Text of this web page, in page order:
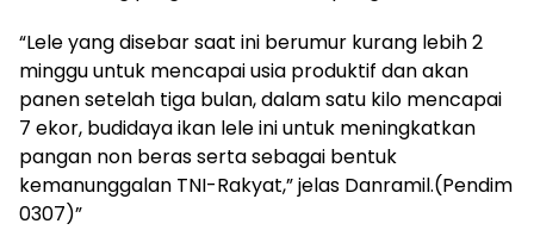
“Lele yang disebar saat ini berumur kurang lebih 2
minggu untuk mencapai usia produktif dan akan
panen setelah tiga bulan, dalam satu kilo mencapai
7 ekor, budidaya ikan lele ini untuk meningkatkan
pangan non beras serta sebagai bentuk
kemanunggalan TNI-Rakyat,” jelas Danramil.(Pendim
0307)”